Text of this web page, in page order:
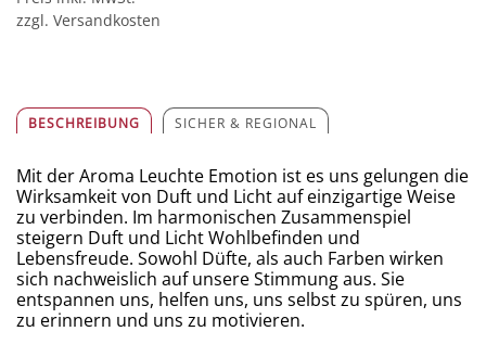
zzgl. Versandkosten
BESCHREIBUNG SICHER & REGIONAL
Mit der Aroma Leuchte Emotion ist es uns gelungen die
Wirksamkeit von Duft und Licht auf einzigartige Weise
zu verbinden. Im harmonischen Zusammenspiel
steigern Duft und Licht Wohlbefinden und
Lebensfreude. Sowohl Düfte, als auch Farben wirken
sich nachweislich auf unsere Stimmung aus. Sie
entspannen uns, helfen uns, uns selbst zu spüren, uns
zu erinnern und uns zu motivieren.